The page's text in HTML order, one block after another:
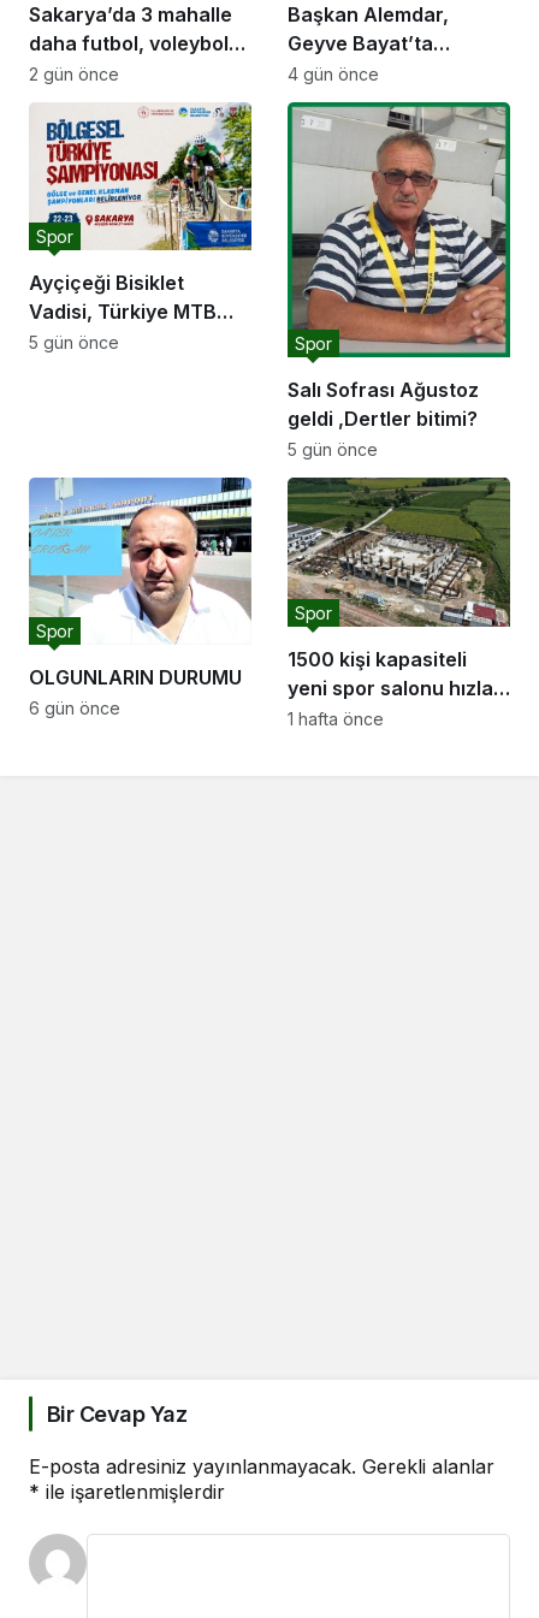
Sakarya’da 3 mahalle
daha futbol, voleybol
ve basketbol sahasına
kavuşuyor
2 gün önce
Başkan Alemdar,
Geyve Bayat’ta
hemşehrileriyle
buluştu: “Gençlik ve
spor yatırımlarını
hayata geçirmeye
devam edeceğiz”
4 gün önce
Ayçiçeği Bisiklet
Vadisi, Türkiye MTB
Şampiyonası’na ev
Spor
5 gün önce
Salı Sofrası Ağustoz
geldi ,Dertler bitimi?
Spor
5 gün önce
OLGUNLARIN DURUMU
Spor
6 gün önce
1500 kişi kapasiteli
yeni spor salonu hızla
yükseliyor: “Salon
Spor
1 hafta önce
Bir Cevap Yaz
E-posta adresiniz yayınlanmayacak. Gerekli alanlar
* ile işaretlenmişlerdir